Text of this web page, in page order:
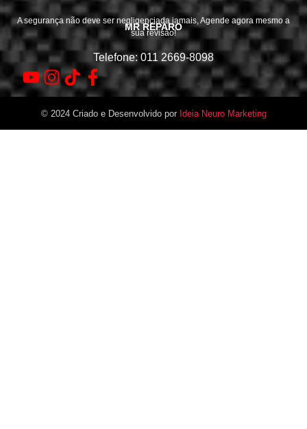
MR REPARO
A segurança não deve ser negligenciada jamais, Agende agora mesmo a
sua revisão!
Telefone: 011 2669-8098
© 2024 Criado e Desenvolvido por Ideia Neuro Marketing